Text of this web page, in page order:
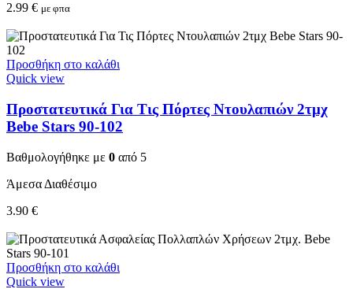
2.99 € με φπα
Προσθήκη στο καλάθι
Quick view
Προστατευτικά Για Τις Πόρτες Ντουλαπιών 2τμχ
Bebe Stars 90-102
Βαθμολογήθηκε με 0 από 5
Άμεσα Διαθέσιμο
3.90 €
Προσθήκη στο καλάθι
Quick view